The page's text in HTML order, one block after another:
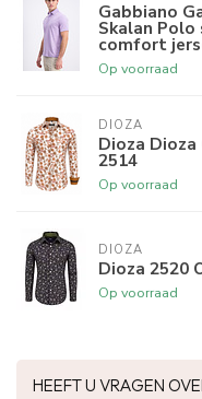
Gabbiano
Skalan
comfort
Op voorraad
DIOZA
Dioza Dioza
2514
Op voorraad
DIOZA
Dioza 2520
Op voorraad
HEEFT U VRAGEN